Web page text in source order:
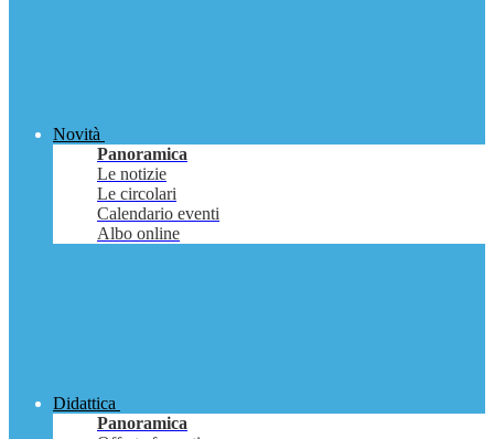
Novità
Panoramica
Le notizie
Le circolari
Calendario eventi
Albo online
Didattica
Panoramica